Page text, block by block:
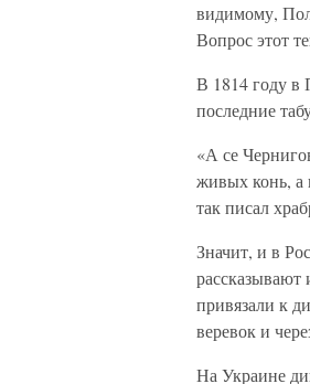
видимому,
Вопрос этот
В 1814 году в
последние
«А се
живых конь, а
так писал
Значит, и в
рассказывают
привязали к
веревок и
На Украине